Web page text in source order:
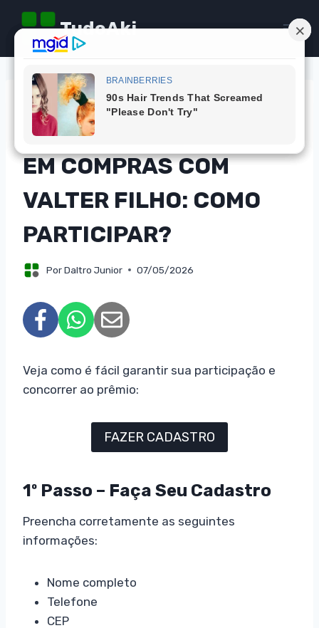
Pular
para
TudoAki
DICAS
CONCORRA A MIL REAIS
EM COMPRAS COM
VALTER FILHO: COMO
PARTICIPAR?
PorDaltro Junior 07/05/2026
Veja como é fácil garantir sua participação e
concorrer ao prêmio:
FAZER CADASTRO
1º Passo – Faça Seu Cadastro
Preencha corretamente as seguintes
informações:
Nome completo
Telefone
CEP